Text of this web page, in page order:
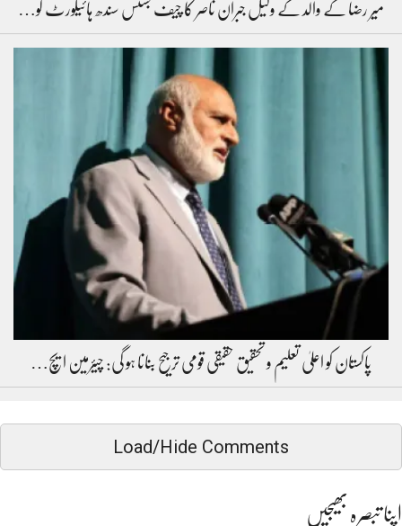
میر رضا کے والد کے وکیل جبران ناصر کا چیف جسٹس سندھ ہائیکورٹ کو…
پاکستان کو اعلیٰ تعلیم و تحقیق حقیقی قومی ترجیح بنانا ہو گی: چیئرمین ایچ…
Load/Hide Comments
اپنا تبصرہ بھیجیں